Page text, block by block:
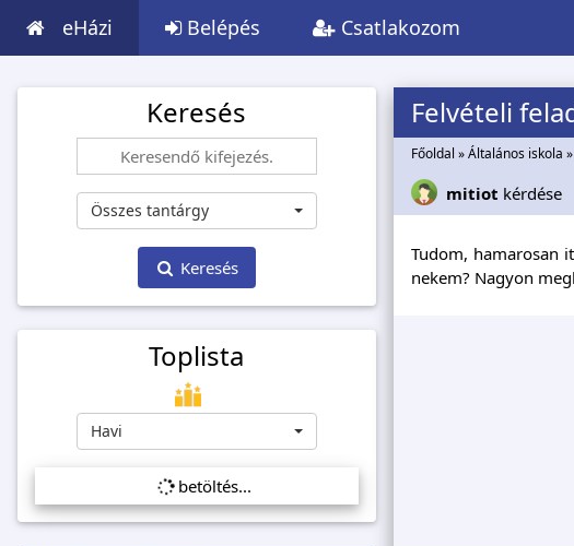
eHázi Belépés Csatlakozom
Keresés
Összes tantárgy
Keresés
Toplista
Havi
betöltés...
Felvételi
Főoldal »Általános iskola »
mitiot kérdése
Tudom, hamarosan
nekem? Nagyon